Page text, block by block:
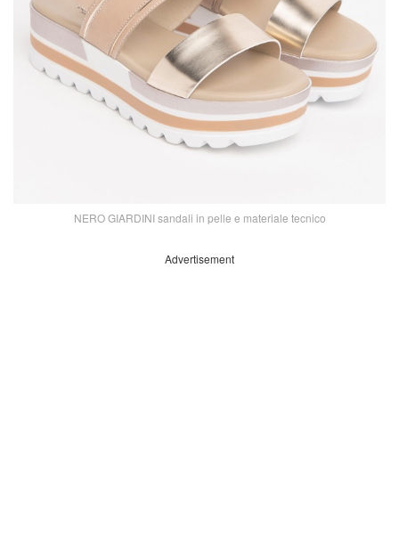
NERO GIARDINI sandali in pelle e materiale tecnico
Advertisement